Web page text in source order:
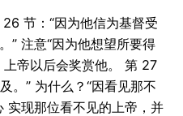
节：“因为他信为基督受
” 注意“因为他想望所要得
上帝以后会奖赏他。 第 27
。” 为什么？“因看见那不
实现那位看不见的上帝，并